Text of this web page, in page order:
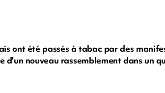
ont été passés à tabac par des
d'un nouveau rassemblement dans un